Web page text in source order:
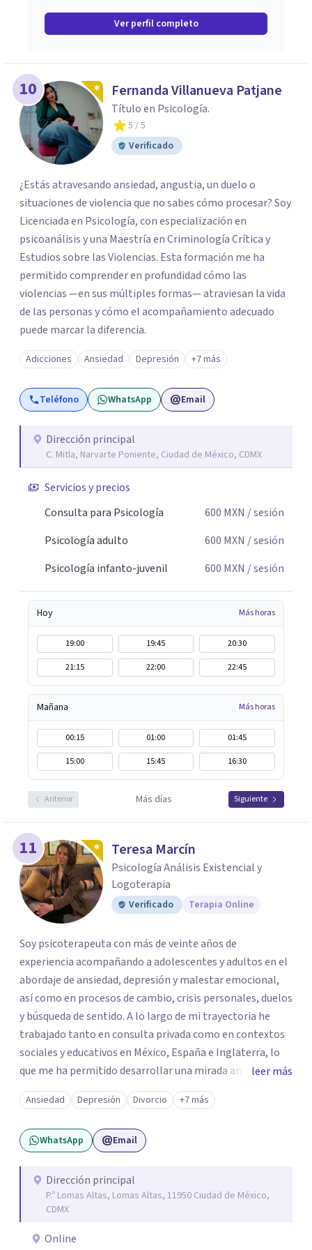
Ver perfil completo
10 Fernanda Villanueva Patjane
Título en Psicología.
5 / 5
Verificado
¿Estás atravesando ansiedad, angustia, un duelo o
situaciones de violencia que no sabes cómo procesar? Soy
Licenciada en Psicología, con especialización en
psicoanálisis y una Maestría en Criminología Crítica y
Estudios sobre las Violencias. Esta formación me ha
permitido comprender en profundidad cómo las
violencias —en sus múltiples formas— atraviesan la vida
de las personas y cómo el acompañamiento adecuado
puede marcar la diferencia.
Adicciones Ansiedad Depresión +7 más
Teléfono WhatsApp Email
Dirección principal
C. Mitla, Narvarte Poniente, Ciudad de México, CDMX
Servicios y precios
Consulta para Psicología
600 MXN / sesión
Psicología adulto
600 MXN / sesión
Psicología infanto-juvenil
600 MXN / sesión
Hoy Más horas
19:00 19:45
20:30
21:15
22:00 22:45
Mañana Más horas
00:15 01:00
01:45
15:00
15:45 16:30
Anterior Más días Siguiente
11 Teresa Marcín
Psicología Análisis Existencial y
Logoterapia
Verificado Terapia Online
Soy psicoterapeuta con más de veinte años de
experiencia acompañando a adolescentes y adultos en el
abordaje de ansiedad, depresión y malestar emocional,
así como en procesos de cambio, crisis personales, duelos
y búsqueda de sentido. A lo largo de mi trayectoria he
trabajado tanto en consulta privada como en contextos
sociales y educativos en México, España e Inglaterra, lo
que me ha permitido desarrollar una mirada amplia,
sensible y profundamente humana del sufrimiento
psicológico. Trabajo desde un enfoque integral que
combina la Psicología Existencial, la Logoterapia, el
Análisis Conductual y la Terapia Dialéctico Conductual.
a personas que atraviesan ansiedad persistente, estados
depresivos, agotamiento emocional, pensamientos
negativos recurrentes o dificultades para regular sus
emociones, integrando herramientas basadas en
leer más
Ansiedad Depresión Divorcio +7 más
WhatsApp Email
Dirección principal
P.º Lomas Altas, Lomas Altas, 11950 Ciudad de México,
CDMX
Online